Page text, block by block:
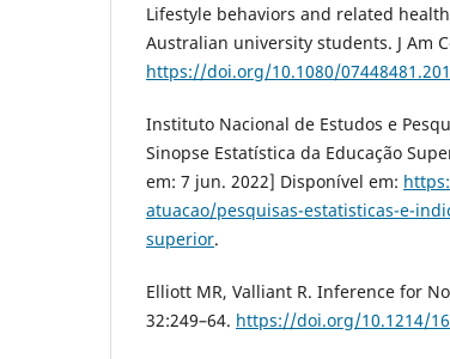
Lifestyle behaviors and related
Australian university students. J Am
https://doi.org/10.1080/
Instituto Nacional de Estudos e
Sinopse Estatística da Educação
em: 7 jun. 2022] Disponível em:
atuacao/pesquisas-estatisticas-e-
superior.
Elliott MR, Valliant R. Inference for
32:249–64. https://doi.org/10.1214/